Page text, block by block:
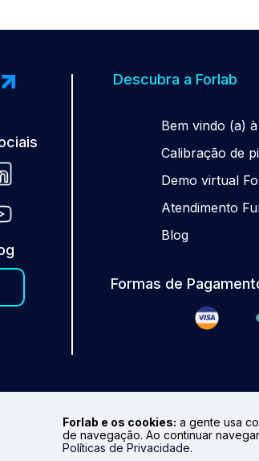
Forlab e os cookies: a gente usa
de navegação. Ao continuar
Políticas de Privacidade.
Descubra a Forlab
Bem vindo (a)
Calibração de
Demo virtual
Atendimento
Blog
Formas de
reservados. Proibida reprodução total
info@forlabexpress.com.brFormas de